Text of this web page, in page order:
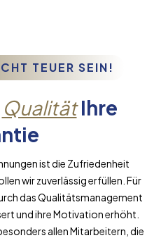
TEUER SEIN!
QualitätIhre
ist die Zufriedenheit
wir zuverlässig erfüllen. Für
das Qualitätsmanagement
und ihre Motivation erhöht.
allen Mitarbeitern, die